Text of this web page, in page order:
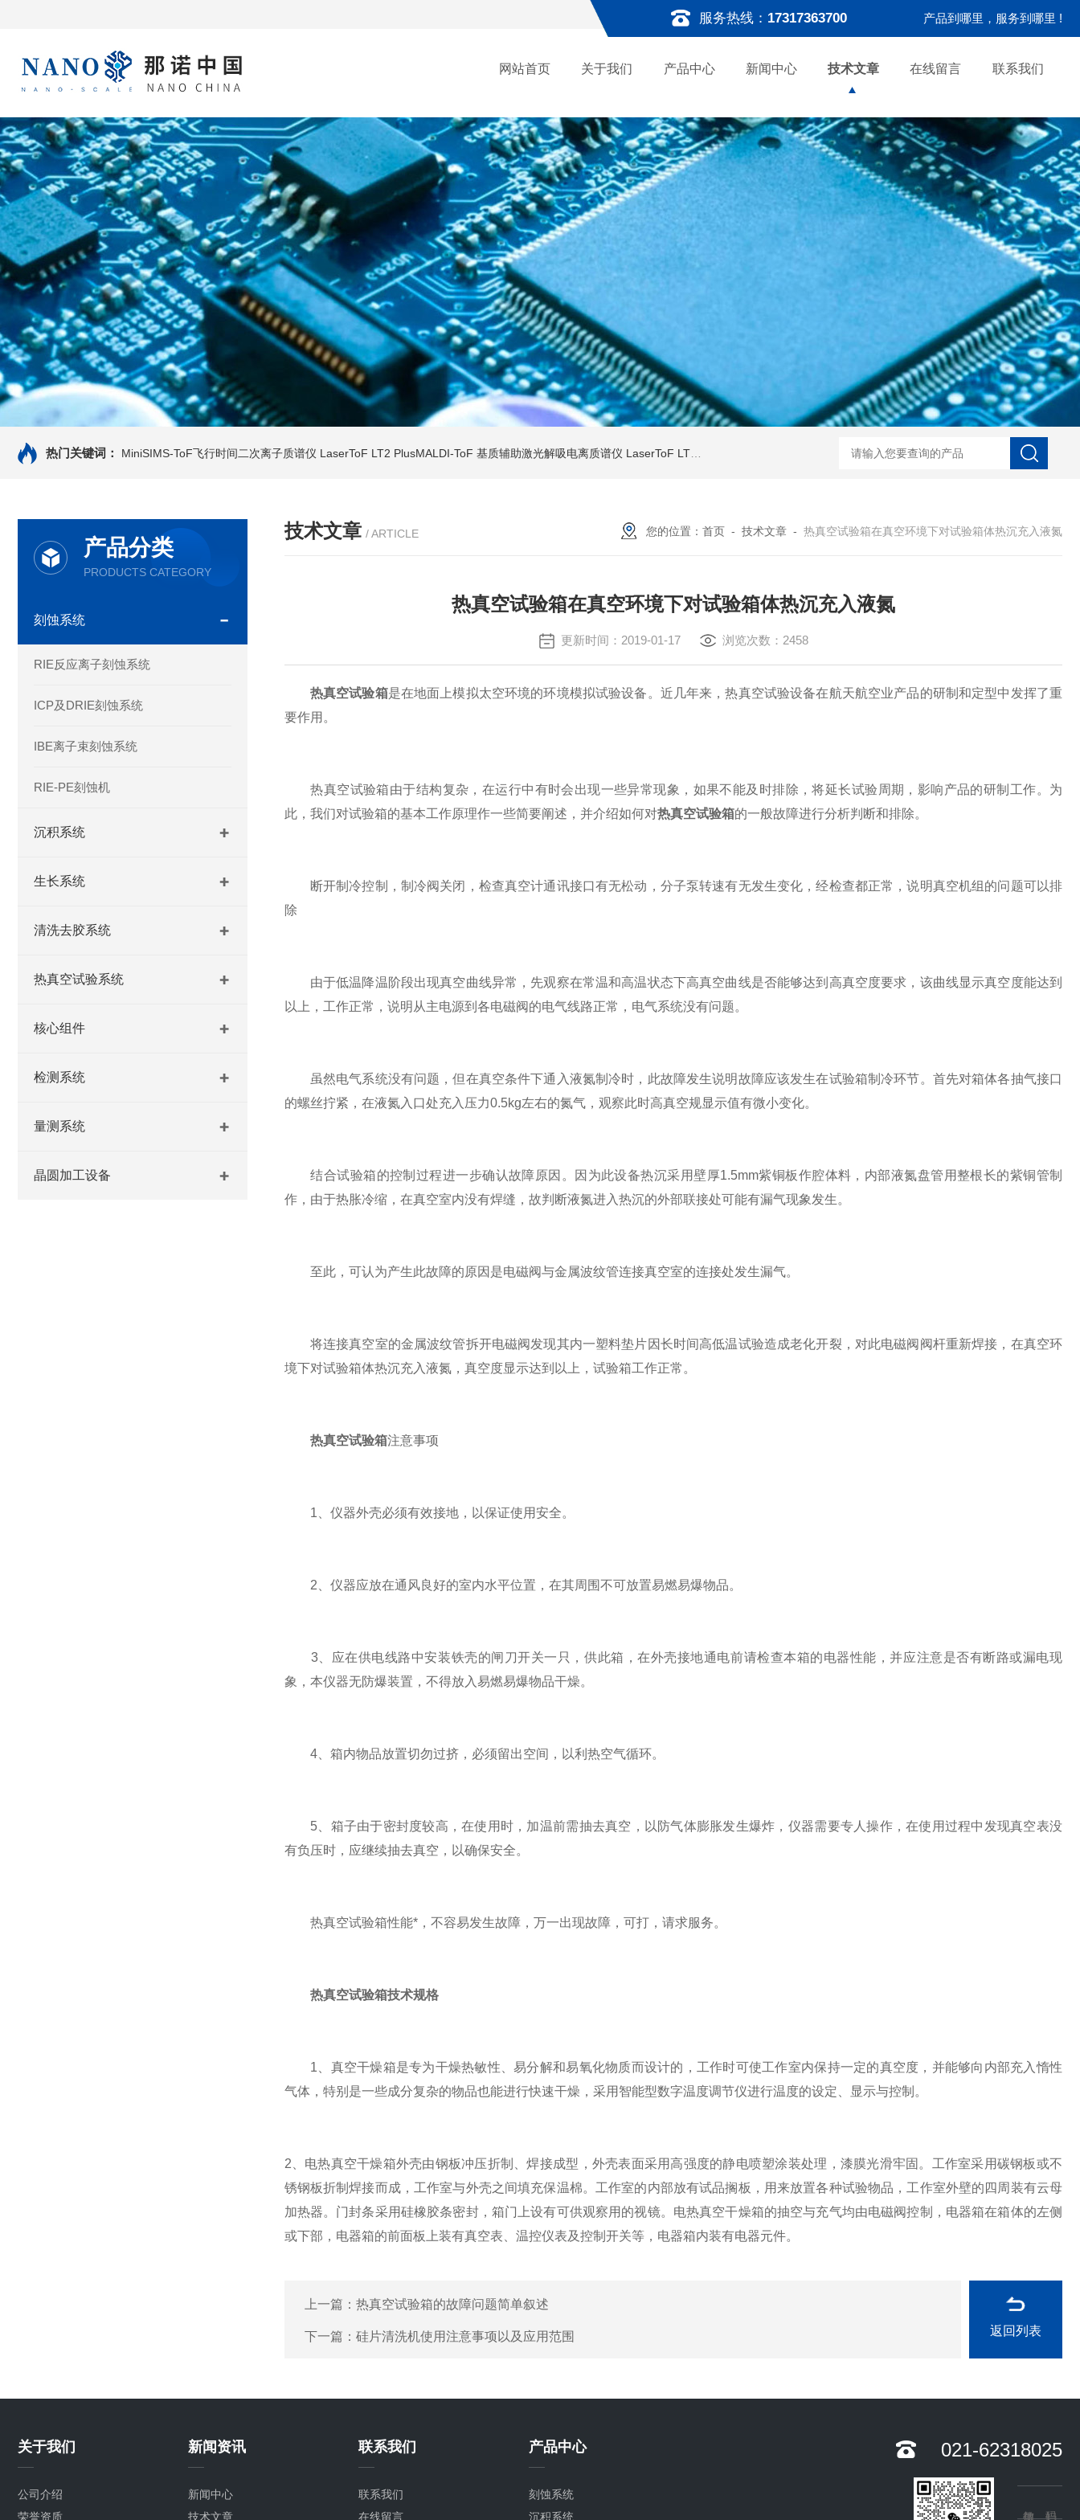
服务热线： 17317363700 产品到哪里，服务到哪里 !
网站首页 关于我们 产品中心 新闻中心 技术文章 在线留言 联系我们
热门关键词： MiniSIMS-ToF飞行时间二次离子质谱仪 LaserToF LT2 PlusMALDI-ToF 基质辅助激光解吸电离质谱仪 LaserToF LT3 Plus基质辅助激光解吸电离 MALDI-TOF MS LaserToF TT基质辅助激光解
产品分类
PRODUCTS CATEGORY
刻蚀系统
RIE反应离子刻蚀系统
ICP及DRIE刻蚀系统
IBE离子束刻蚀系统
RIE-PE刻蚀机
沉积系统
生长系统
清洗去胶系统
热真空试验系统
核心组件
检测系统
量测系统
晶圆加工设备
技术文章 / ARTICLE 您的位置： 首页 - 技术文章 - 热真空试验箱在真空环境下对试验箱体热沉充入液氮
热真空试验箱在真空环境下对试验箱体热沉充入液氮
更新时间：2019-01-17 浏览次数：2458
热真空试验箱是在地面上模拟太空环境的环境模拟试验设备。近几年来，热真空试验设备在航天航空业产品的研制和定型中发挥了重
要作用。
热真空试验箱由于结构复杂，在运行中有时会出现一些异常现象，如果不能及时排除，将延长试验周期，影响产品的研制工作。为
此，我们对试验箱的基本工作原理作一些简要阐述，并介绍如何对热真空试验箱的一般故障进行分析判断和排除。
断开制冷控制，制冷阀关闭，检查真空计通讯接口有无松动，分子泵转速有无发生变化，经检查都正常，说明真空机组的问题可以排
除
由于低温降温阶段出现真空曲线异常，先观察在常温和高温状态下高真空曲线是否能够达到高真空度要求，该曲线显示真空度能达到
以上，工作正常，说明从主电源到各电磁阀的电气线路正常，电气系统没有问题。
虽然电气系统没有问题，但在真空条件下通入液氮制冷时，此故障发生说明故障应该发生在试验箱制冷环节。首先对箱体各抽气接口
的螺丝拧紧，在液氮入口处充入压力0.5kg左右的氮气，观察此时高真空规显示值有微小变化。
结合试验箱的控制过程进一步确认故障原因。因为此设备热沉采用壁厚1.5mm紫铜板作腔体料，内部液氮盘管用整根长的紫铜管制
作，由于热胀冷缩，在真空室内没有焊缝，故判断液氮进入热沉的外部联接处可能有漏气现象发生。
至此，可认为产生此故障的原因是电磁阀与金属波纹管连接真空室的连接处发生漏气。
将连接真空室的金属波纹管拆开电磁阀发现其内一塑料垫片因长时间高低温试验造成老化开裂，对此电磁阀阀杆重新焊接，在真空环
境下对试验箱体热沉充入液氮，真空度显示达到以上，试验箱工作正常。
热真空试验箱注意事项
1、仪器外壳必须有效接地，以保证使用安全。
2、仪器应放在通风良好的室内水平位置，在其周围不可放置易燃易爆物品。
3、应在供电线路中安装铁壳的闸刀开关一只，供此箱，在外壳接地通电前请检查本箱的电器性能，并应注意是否有断路或漏电现
象，本仪器无防爆装置，不得放入易燃易爆物品干燥。
4、箱内物品放置切勿过挤，必须留出空间，以利热空气循环。
5、箱子由于密封度较高，在使用时，加温前需抽去真空，以防气体膨胀发生爆炸，仪器需要专人操作，在使用过程中发现真空表没
有负压时，应继续抽去真空，以确保安全。
热真空试验箱性能*，不容易发生故障，万一出现故障，可打，请求服务。
热真空试验箱技术规格
1、真空干燥箱是专为干燥热敏性、易分解和易氧化物质而设计的，工作时可使工作室内保持一定的真空度，并能够向内部充入惰性
气体，特别是一些成分复杂的物品也能进行快速干燥，采用智能型数字温度调节仪进行温度的设定、显示与控制。
2、电热真空干燥箱外壳由钢板冲压折制、焊接成型，外壳表面采用高强度的静电喷塑涂装处理，漆膜光滑牢固。工作室采用碳钢板或不
锈钢板折制焊接而成，工作室与外壳之间填充保温棉。工作室的内部放有试品搁板，用来放置各种试验物品，工作室外壁的四周装有云母
加热器。门封条采用硅橡胶条密封，箱门上设有可供观察用的视镜。电热真空干燥箱的抽空与充气均由电磁阀控制，电器箱在箱体的左侧
或下部，电器箱的前面板上装有真空表、温控仪表及控制开关等，电器箱内装有电器元件。
上一篇： 热真空试验箱的故障问题简单叙述
下一篇： 硅片清洗机使用注意事项以及应用范围 返回列表
关于我们
公司介绍
荣誉资质
新闻资讯
新闻中心
技术文章
联系我们
联系我们
在线留言
产品中心
刻蚀系统
沉积系统
021-62318025